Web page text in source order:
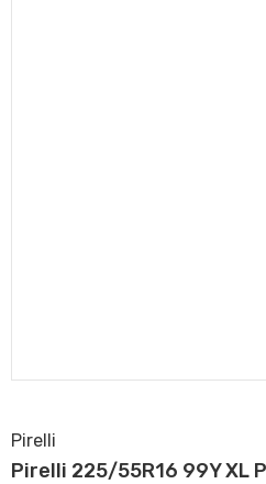
Pirelli
Pirelli 225/55R16 99Y XL